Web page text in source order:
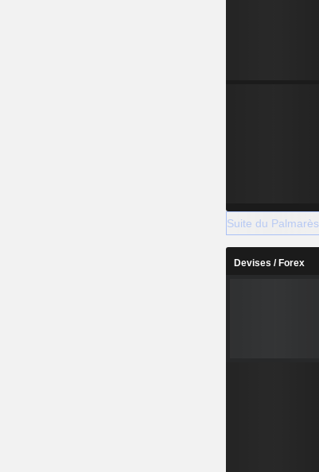
Suite du Palmarès
Devises / Forex